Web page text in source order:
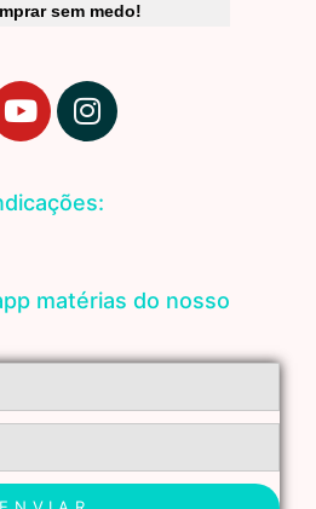
sem medo!
Y
o
t
u
I
n
a
a
matérias do nosso